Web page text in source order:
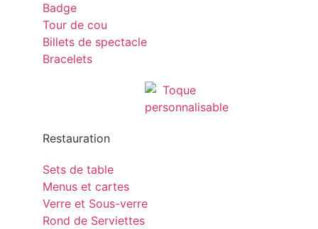
Badge
Tour de cou
Billets de spectacle
Bracelets
Restauration
Sets de table
Menus et cartes
Verre et Sous-verre
Rond de Serviettes